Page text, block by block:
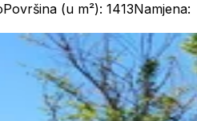
Površina (u m²): 1413Namjena: